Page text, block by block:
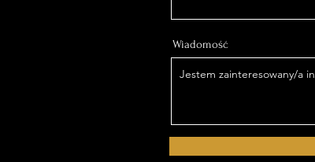
Wiadomość